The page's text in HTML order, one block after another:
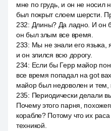
мне по грудь, и он не носил
был покрыт слоем шерсти.
232: Длины? Да ладно. И он
он был злым все время.
233: Мы не знали его языка,
и он злился всю дорогу.
234: Если бы Герр майор
все время попадал на got
майор был недоволен и тем,
235: Периодически делали
Почему этого парня,
корабле? Потому что их
техникой.